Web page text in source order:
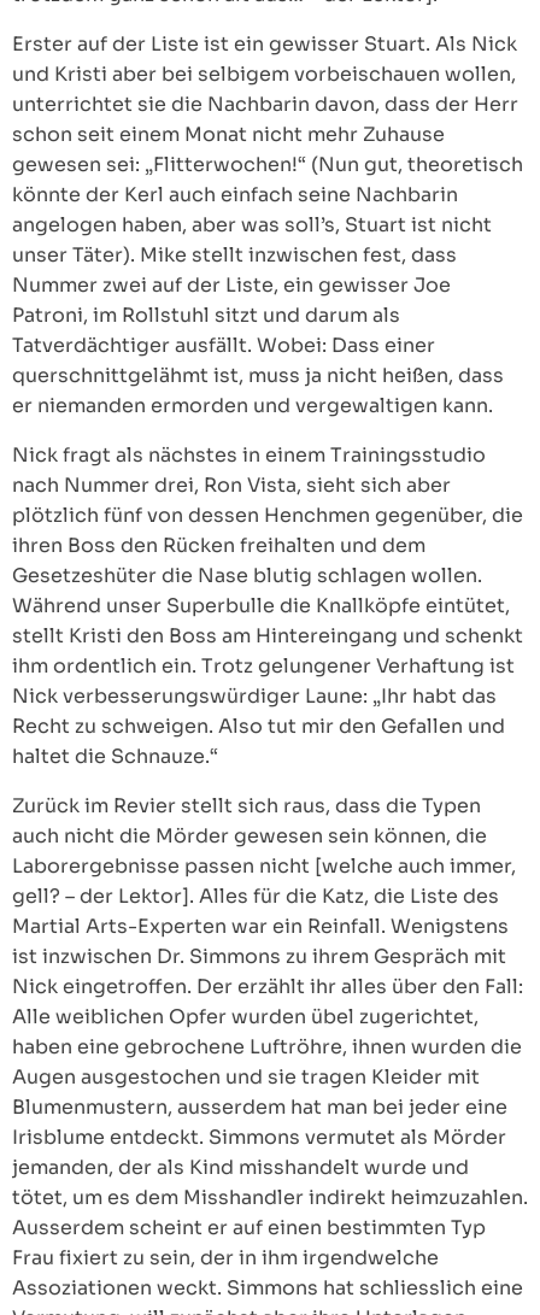
Erster auf der Liste ist ein gewisser Stuart. Als Nick
und Kristi aber bei selbigem vorbeischauen wollen,
unterrichtet sie die Nachbarin davon, dass der Herr
schon seit einem Monat nicht mehr Zuhause
gewesen sei: „Flitterwochen!“ (Nun gut, theoretisch
könnte der Kerl auch einfach seine Nachbarin
angelogen haben, aber was soll’s, Stuart ist nicht
unser Täter). Mike stellt inzwischen fest, dass
Nummer zwei auf der Liste, ein gewisser Joe
Patroni, im Rollstuhl sitzt und darum als
Tatverdächtiger ausfällt. Wobei: Dass einer
querschnittgelähmt ist, muss ja nicht heißen, dass
er niemanden ermorden und vergewaltigen kann.
Nick fragt als nächstes in einem Trainingsstudio
nach Nummer drei, Ron Vista, sieht sich aber
plötzlich fünf von dessen Henchmen gegenüber, die
ihren Boss den Rücken freihalten und dem
Gesetzeshüter die Nase blutig schlagen wollen.
Während unser Superbulle die Knallköpfe eintütet,
stellt Kristi den Boss am Hintereingang und schenkt
ihm ordentlich ein. Trotz gelungener Verhaftung ist
Nick verbesserungswürdiger Laune: „Ihr habt das
Recht zu schweigen. Also tut mir den Gefallen und
haltet die Schnauze.“
Zurück im Revier stellt sich raus, dass die Typen
auch nicht die Mörder gewesen sein können, die
Laborergebnisse passen nicht [welche auch immer,
gell? – der Lektor]. Alles für die Katz, die Liste des
Martial Arts-Experten war ein Reinfall. Wenigstens
ist inzwischen Dr. Simmons zu ihrem Gespräch mit
Nick eingetroffen. Der erzählt ihr alles über den Fall:
Alle weiblichen Opfer wurden übel zugerichtet,
haben eine gebrochene Luftröhre, ihnen wurden die
Augen ausgestochen und sie tragen Kleider mit
Blumenmustern, ausserdem hat man bei jeder eine
Irisblume entdeckt. Simmons vermutet als Mörder
jemanden, der als Kind misshandelt wurde und
tötet, um es dem Misshandler indirekt heimzuzahlen.
Ausserdem scheint er auf einen bestimmten Typ
Frau fixiert zu sein, der in ihm irgendwelche
Assoziationen weckt. Simmons hat schliesslich eine